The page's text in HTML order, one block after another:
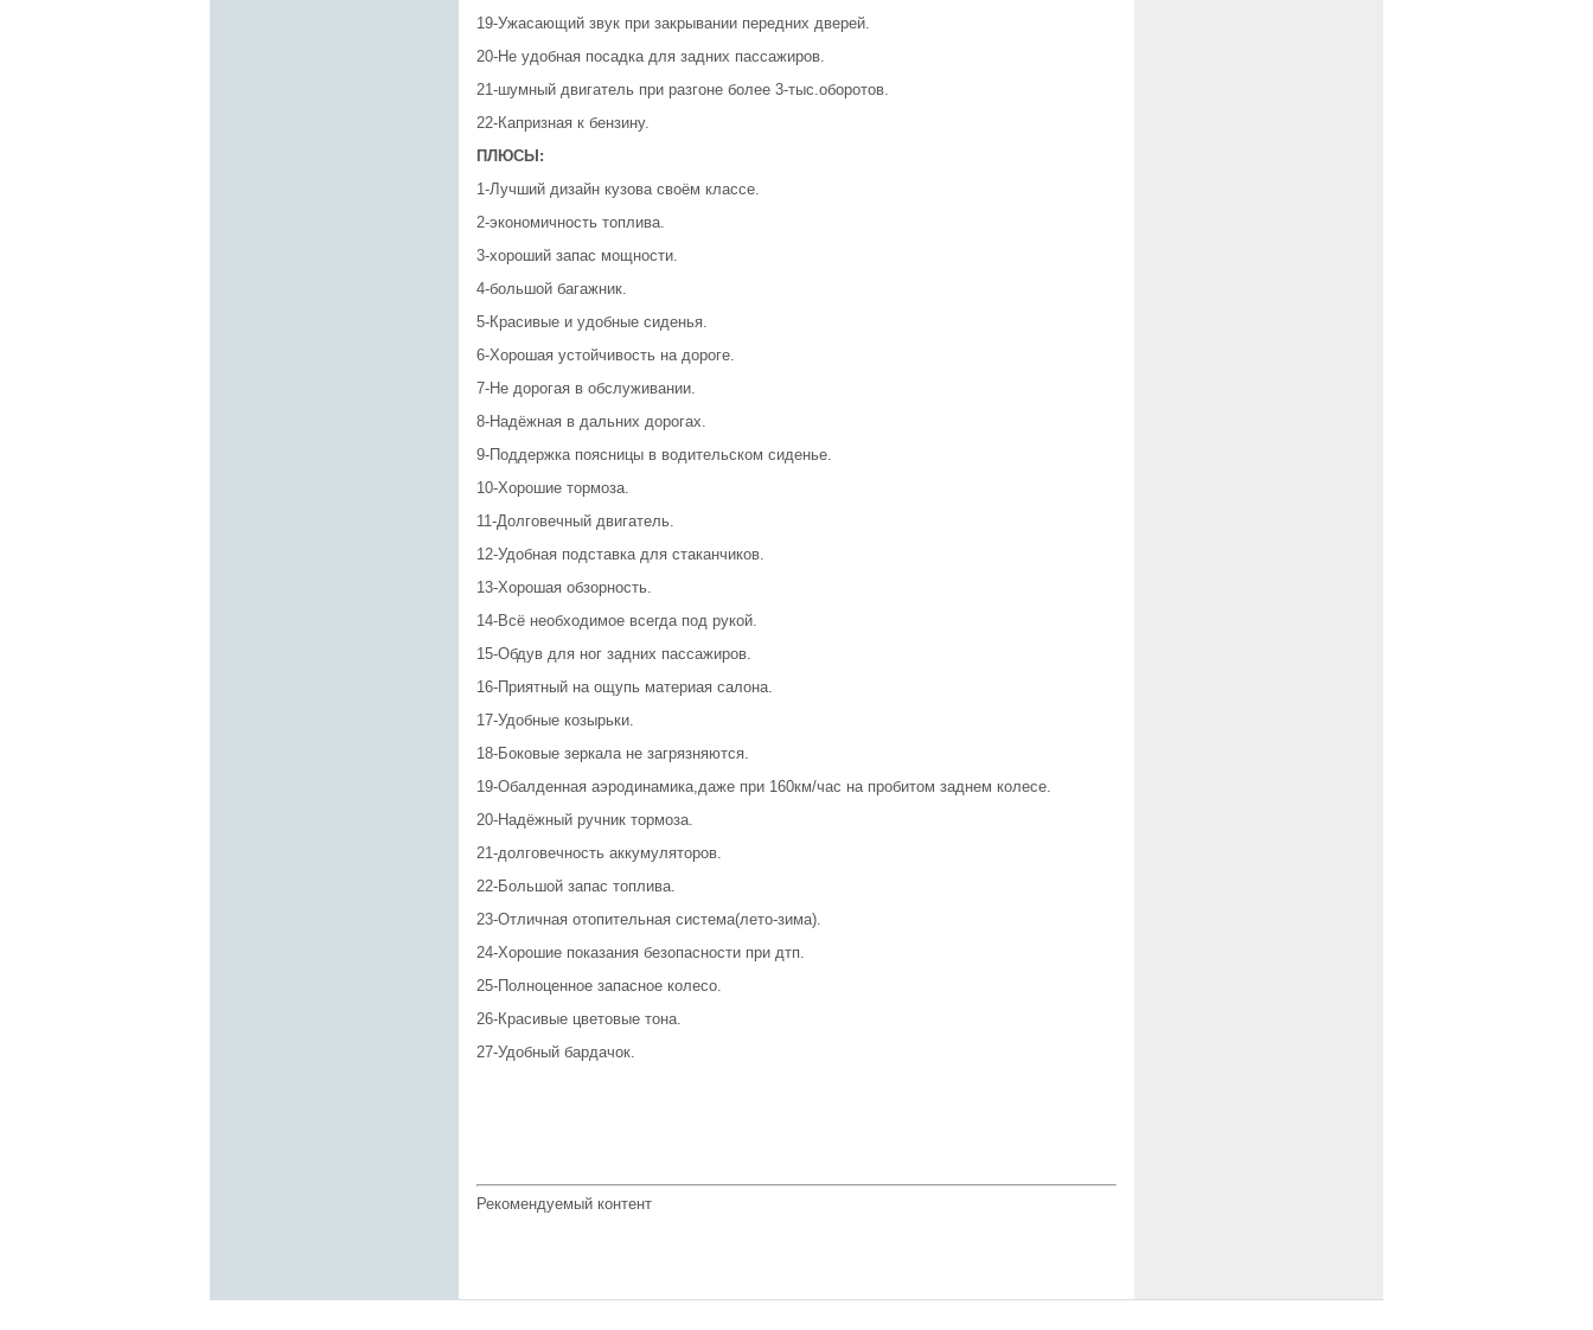
19-Ужасающий звук при закрывании передних дверей.
20-Не удобная посадка для задних пассажиров.
21-шумный двигатель при разгоне более 3-тыс.оборотов.
22-Капризная к бензину.
ПЛЮСЫ:
1-Лучший дизайн кузова своём классе.
2-экономичность топлива.
3-хороший запас мощности.
4-большой багажник.
5-Красивые и удобные сиденья.
6-Хорошая устойчивость на дороге.
7-Не дорогая в обслуживании.
8-Надёжная в дальних дорогах.
9-Поддержка поясницы в водительском сиденье.
10-Хорошие тормоза.
11-Долговечный двигатель.
12-Удобная подставка для стаканчиков.
13-Хорошая обзорность.
14-Всё необходимое всегда под рукой.
15-Обдув для ног задних пассажиров.
16-Приятный на ощупь материая салона.
17-Удобные козырьки.
18-Боковые зеркала не загрязняются.
19-Обалденная аэродинамика,даже при 160км/час на пробитом заднем колесе.
20-Надёжный ручник тормоза.
21-долговечность аккумуляторов.
22-Большой запас топлива.
23-Отличная отопительная система(лето-зима).
24-Хорошие показания безопасности при дтп.
25-Полноценное запасное колесо.
26-Красивые цветовые тона.
27-Удобный бардачок.
Рекомендуемый контент